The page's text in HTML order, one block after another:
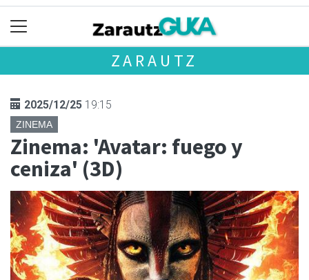
ZARAUTZ
2025/12/25 19:15
ZINEMA
Zinema: 'Avatar: fuego y
ceniza' (3D)